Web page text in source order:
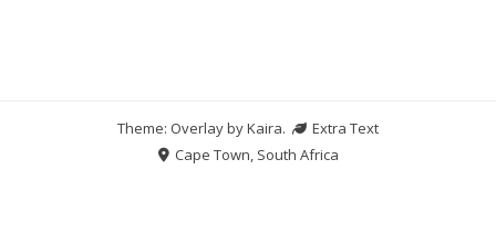
Theme: Overlay byKaira.
Extra Text
Cape Town, South Africa